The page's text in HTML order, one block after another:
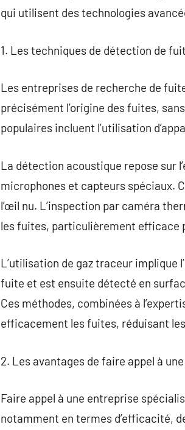
qui utilisent des technologies
1. Les techniques de détection de
Les entreprises de recherche de
précisément l’origine des fuites,
populaires incluent l’utilisation
La détection acoustique repose sur
microphones et capteurs spéciaux.
l’œil nu. L’inspection par caméra
les fuites, particulièrement efficace
L’utilisation de gaz traceur implique
fuite et est ensuite détecté en
Ces méthodes, combinées à
efficacement les fuites, réduisant
2. Les avantages de faire appel à
Faire appel à une entreprise
notamment en termes d’efficacité,